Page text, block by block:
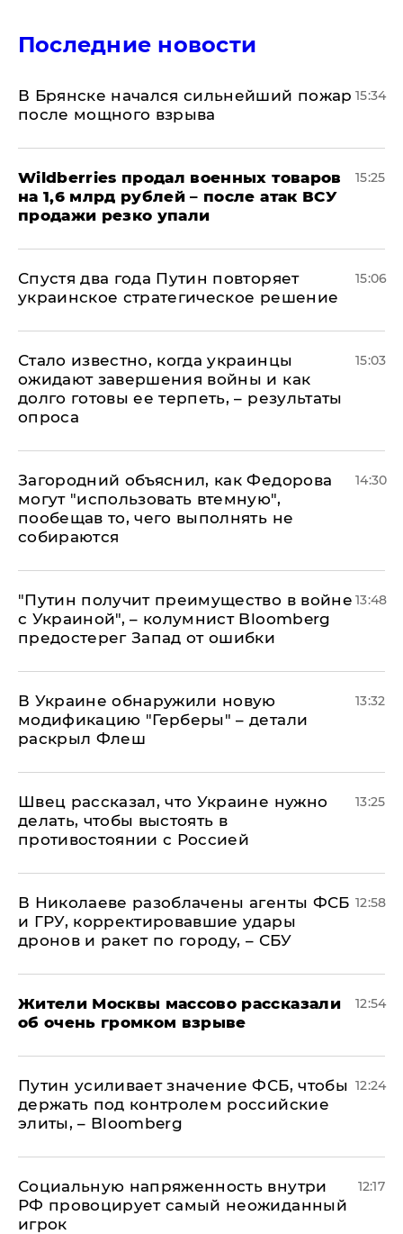
Последние новости
В Брянске начался сильнейший пожар
после мощного взрыва
15:34
​Wildberries продал военных товаров
на 1,6 млрд рублей – после атак ВСУ
продажи резко упали
15:25
Спустя два года Путин повторяет
украинское стратегическое решение
15:06
Стало известно, когда украинцы
ожидают завершения войны и как
долго готовы ее терпеть, – результаты
опроса
15:03
Загородний объяснил, как Федорова
могут "использовать втемную",
пообещав то, чего выполнять не
собираются
14:30
"Путин получит преимущество в войне
с Украиной", – колумнист Bloomberg
предостерег Запад от ошибки
13:48
В Украине обнаружили новую
модификацию "Герберы" – детали
раскрыл Флеш
13:32
Швец рассказал, что Украине нужно
делать, чтобы выстоять в
противостоянии с Россией
13:25
В Николаеве разоблачены агенты ФСБ
и ГРУ, корректировавшие удары
дронов и ракет по городу, – СБУ
12:58
Жители Москвы массово рассказали
об очень громком взрыве
12:54
Путин усиливает значение ФСБ, чтобы
держать под контролем российские
элиты, – Bloomberg
12:24
Социальную напряженность внутри
РФ провоцирует самый неожиданный
игрок
12:17